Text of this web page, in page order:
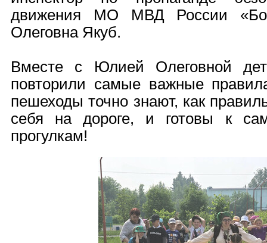
движения МО МВД России
Олеговна Якуб.
Вместе с Юлией Олеговной
повторили самые важные
пешеходы точно знают, как
себя на дороге, и готовы к
прогулкам!